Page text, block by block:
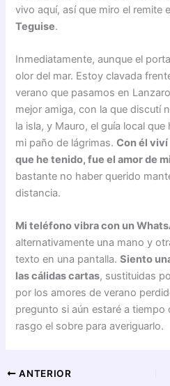
vivo aquí, así que miro el remite
Teguise.
Inmediatamente, aunque el
olor del mar. Estoy clavada
verano que pasamos en
mejor amiga, con la que discutí
la isla, y Mauro, el guía local
mi paño de lágrimas.Con él
que he tenido, fue el amor de
bastante no haber querido
distancia.
Mi teléfono vibra con un
alternativamente una mano y
texto en una pantalla.Siento
las cálidas cartas, sustituidas
por los amores de verano
pregunto si aún estaré a tiempo
rasgo el sobre para averiguarlo.
ANTERIOR